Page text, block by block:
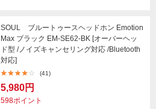
SOUL ブルートゥースヘッドホン Emotion
Max ブラック EM-SE62-BK [オーバーヘッ
ド型 /ノイズキャンセリング対応 /Bluetooth
対応]
(41)
5,980円
598ポイント